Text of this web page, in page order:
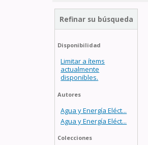
Refinar su búsqueda
Disponibilidad
Limitar a ítems
actualmente
disponibles.
Autores
Agua y Energía Eléct...
Agua y Energía Eléct...
Colecciones